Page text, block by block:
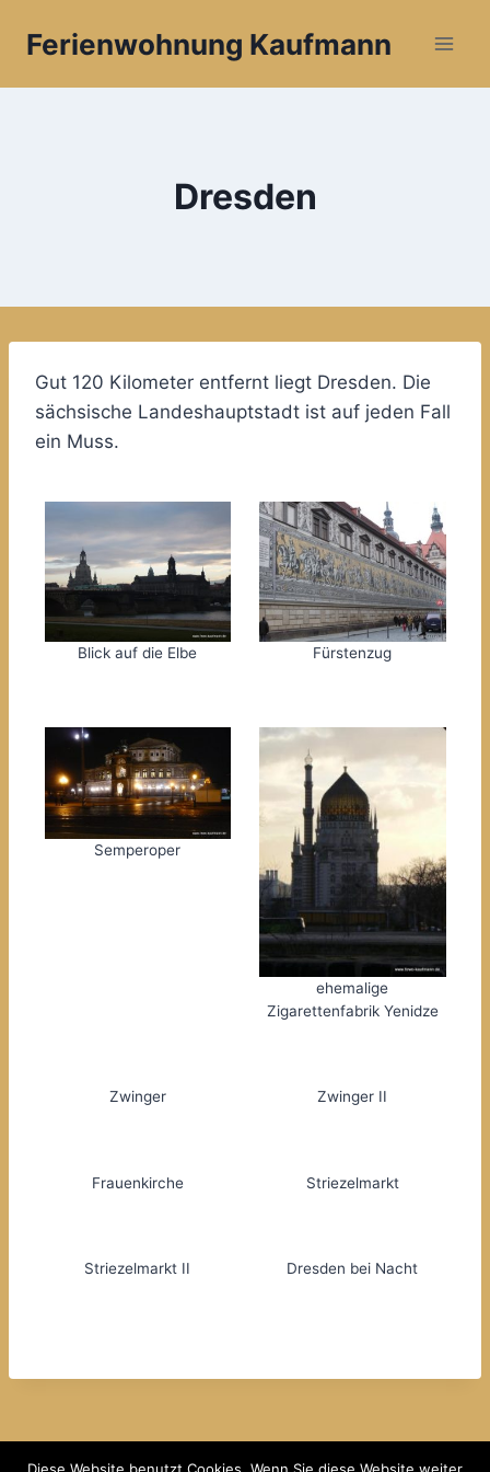
InhaltFerienwohnung Kaufmann
Dresden
Gut 120 Kilometer entfernt liegt Dresden. Die
sächsische Landeshauptstadt ist auf jeden Fall
ein Muss.
Blick auf die Elbe Fürstenzug
Semperoper
ehemalige
Zigarettenfabrik Yenidze
Zwinger Zwinger II
Frauenkirche Striezelmarkt
Striezelmarkt II Dresden bei Nacht
Diese Website benutzt Cookies. Wenn Sie diese Website weiter